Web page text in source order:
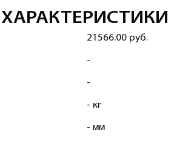
21566.00 руб.
-
-
- кг
- мм